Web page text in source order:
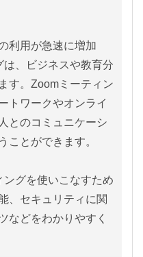
利用が急速に増加
は、ビジネスや教育分
す。Zoomミーティン
トワークやオンライ
とのコミュニケーシ
ことができます。
グを使いこなすため
、セキュリティに関
などをわかりやすく